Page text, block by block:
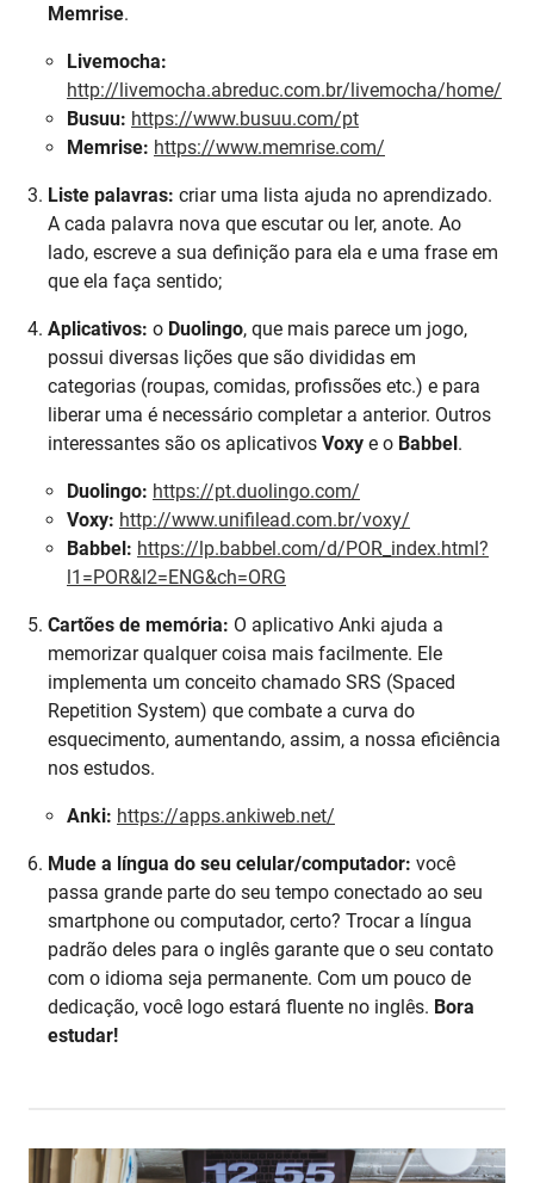
Memrise.
Livemocha:
http://livemocha.abreduc.com.br/livemocha/home/
Busuu: https://www.busuu.com/pt
Memrise: https://www.memrise.com/
Liste palavras: criar uma lista ajuda no aprendizado.
A cada palavra nova que escutar ou ler, anote. Ao
lado, escreve a sua definição para ela e uma frase em
que ela faça sentido;
Aplicativos: o Duolingo, que mais parece um jogo,
possui diversas lições que são divididas em
categorias (roupas, comidas, profissões etc.) e para
liberar uma é necessário completar a anterior. Outros
interessantes são os aplicativos Voxy e o Babbel.
Duolingo: https://pt.duolingo.com/
Voxy: http://www.unifilead.com.br/voxy/
Babbel: https://lp.babbel.com/d/POR_index.html?
l1=POR&l2=ENG&ch=ORG
Cartões de memória: O aplicativo Anki ajuda a
memorizar qualquer coisa mais facilmente. Ele
implementa um conceito chamado SRS (Spaced
Repetition System) que combate a curva do
esquecimento, aumentando, assim, a nossa eficiência
nos estudos.
Anki: https://apps.ankiweb.net/
Mude a língua do seu celular/computador: você
passa grande parte do seu tempo conectado ao seu
smartphone ou computador, certo? Trocar a língua
padrão deles para o inglês garante que o seu contato
com o idioma seja permanente. Com um pouco de
dedicação, você logo estará fluente no inglês. Bora
estudar!